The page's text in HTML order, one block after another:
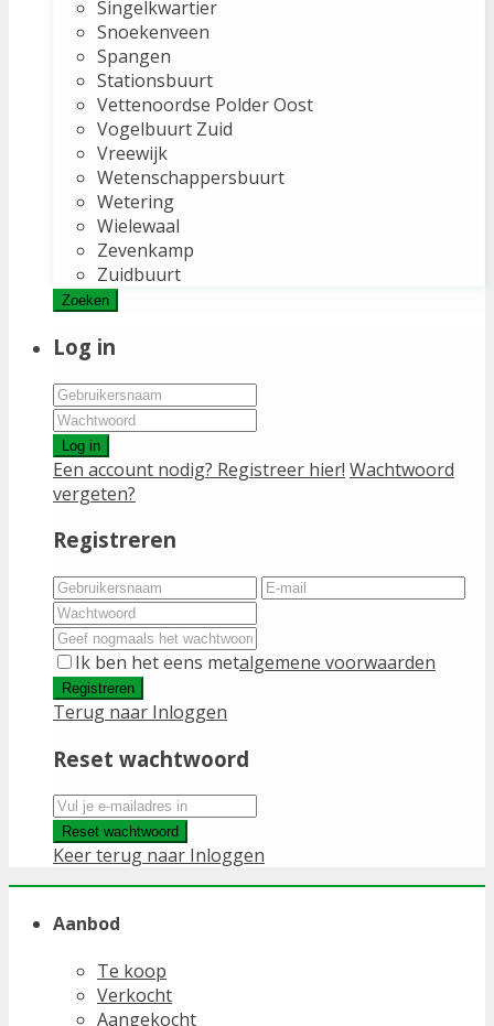
Singelkwartier
Snoekenveen
Spangen
Stationsbuurt
Vettenoordse Polder Oost
Vogelbuurt Zuid
Vreewijk
Wetenschappersbuurt
Wetering
Wielewaal
Zevenkamp
Zuidbuurt
Zoeken
Log in
Log in
Een account nodig? Registreer hier! Wachtwoord
vergeten?
Registreren
Ik ben het eens metalgemene voorwaarden
Registreren
Terug naar Inloggen
Reset wachtwoord
Reset wachtwoord
Keer terug naar Inloggen
Aanbod
Te koop
Verkocht
Aangekocht